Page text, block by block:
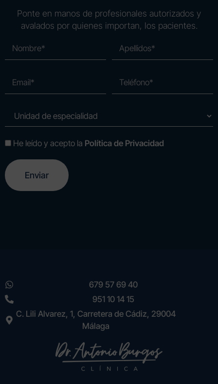
Ponte en manos de profesionales autorizados y
avalados por quienes importan, los pacientes.
He leído y acepto la Política de Privacidad
679 57 69 40
951 10 14 15
C. Lili Alvarez, 1, Carretera de Cádiz, 29004
Málaga